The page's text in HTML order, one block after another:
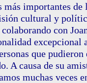
importantes
cultural y
con
excepcional
que
A causa de su
muchas veces